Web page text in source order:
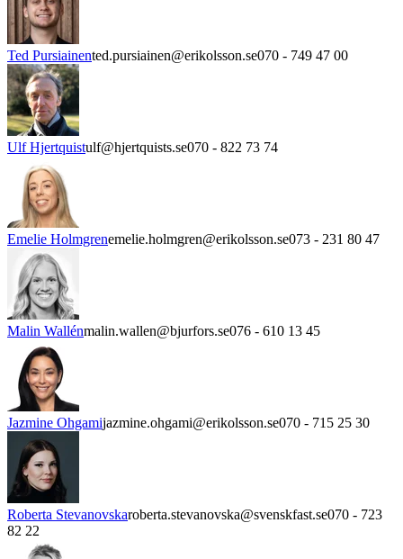
Ted Pursiainented.pursiainen@erikolsson.se070 - 749 47 00
Ulf Hjertquistulf@hjertquists.se070 - 822 73 74
Emelie Holmgrenemelie.holmgren@erikolsson.se073 - 231 80 47
Malin Wallénmalin.wallen@bjurfors.se076 - 610 13 45
Jazmine Ohgamijazmine.ohgami@erikolsson.se070 - 715 25 30
Roberta Stevanovskaroberta.stevanovska@svenskfast.se070 - 723
82 22